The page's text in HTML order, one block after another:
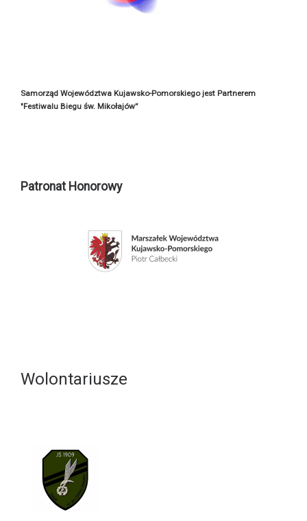
Samorząd Województwa Kujawsko-Pomorskiego jest Partnerem
"Festiwalu Biegu św. Mikołajów”
Patronat Honorowy
Wolontariusze